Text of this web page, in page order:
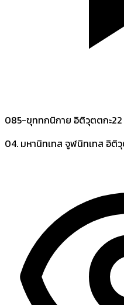
085-ขุททกนิกาย อิติวุตตกะ22
04. มหานิทเทส จูฬนิทเทส อิติ